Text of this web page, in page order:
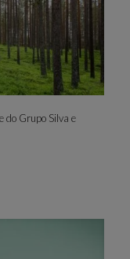
do Grupo Silva e